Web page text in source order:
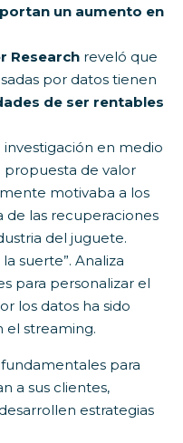
un aumento en
Research reveló que
por datos tienen
de ser rentables
investigación en medio
propuesta de valor
motivaba a los
de las recuperaciones
del juguete.
suerte”. Analiza
para personalizar el
los datos ha sido
el streaming.
para
a sus clientes,
estrategias